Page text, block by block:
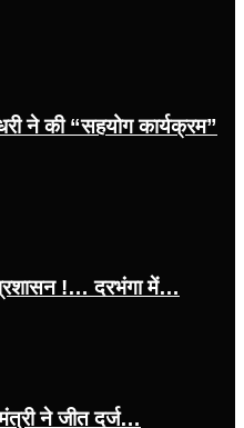
ने की “सहयोग कार्यक्रम”
!… दरभंगा में…
ने जीत दर्ज…